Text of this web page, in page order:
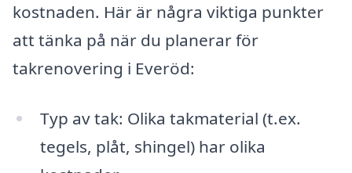
kostnaden. Här är några viktiga punkter
att tänka på när du planerar för
takrenovering i Everöd:
Typ av tak: Olika takmaterial (t.ex.
tegels, plåt, shingel) har olika